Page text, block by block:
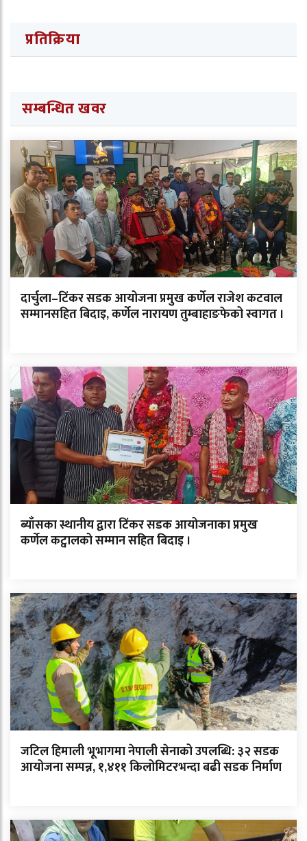
प्रतिक्रिया
सम्बन्धित खवर
दार्चुला–टिंकर सडक आयोजना प्रमुख कर्णेल राजेश कटवाल
सम्मानसहित बिदाइ, कर्णेल नारायण तुम्बाहाङफेको स्वागत ।
ब्याँसका स्थानीय द्वारा टिंकर सडक आयोजनाका प्रमुख
कर्णेल कट्वालको सम्मान सहित बिदाइ ।
जटिल हिमाली भूभागमा नेपाली सेनाको उपलब्धि: ३२ सडक
आयोजना सम्पन्न, १,४११ किलोमिटरभन्दा बढी सडक निर्माण